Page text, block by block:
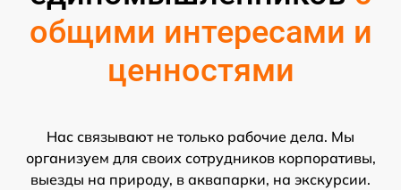
общими интересами и
ценностями
Нас связывают не только рабочие дела. Мы
организуем для своих сотрудников корпоративы,
выезды на природу, в аквапарки, на экскурсии.